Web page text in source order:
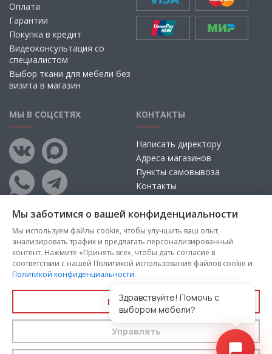
Оплата
Гарантии
Покупка в кредит
Видеоконсультация со
специалистом
Выбор ткани для мебели без
визита в магазин
МЫ В СОЦСЕТЯХ КОНТАКТЫ
Написать директору
Адреса магазинов
Пункты самовывоза
Контакты
Copyright © 2026, ООО «100 Диванов» — Все права защищены
Администрация Сайта не несет ответственности за
размещаемые Пользователями материалы, их содержание,
качество.
политики конфиденциальностии
пользовательского соглашениякаждый раз, когда оставляете
свои данные в любой форме обратной связи на сайте
Мы заботимся о вашей конфиденциальности
Мы используем файлы cookie, чтобы улучшить ваш опыт,
анализировать трафик и предлагать персонализированный
контент. Нажмите «Принять все», чтобы дать согласие в
соответствии с нашей Политикой использования файлов cookie и
Политикой конфиденциальности.
Принять все
Управлять
Здравствуйте! Помочь с
выбором мебели?